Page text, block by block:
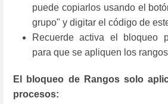
puede copiarlos usando el
grupo" y digitar el código de
Recuerde activa el bloqueo
para que se apliquen los
El bloqueo de Rangos solo
procesos: